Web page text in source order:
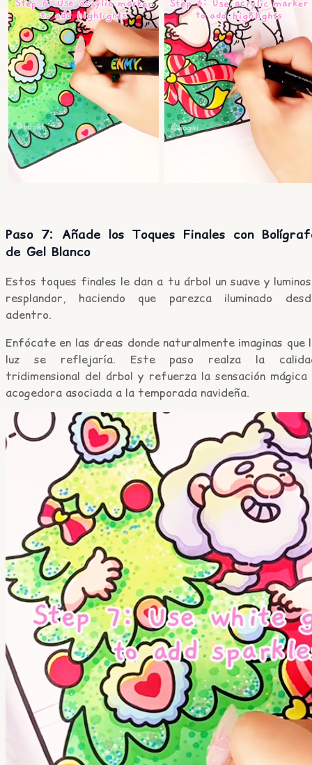
Paso 7: Añade los Toques Finales con
de Gel Blanco
Estos toques finales le dan a tu árbol un suave y
resplandor, haciendo que parezca iluminado
adentro.
Enfócate en las áreas donde naturalmente imaginas que
luz se reflejaría. Este paso realza la
tridimensional del árbol y refuerza la sensación mágica
acogedora asociada a la temporada navideña.